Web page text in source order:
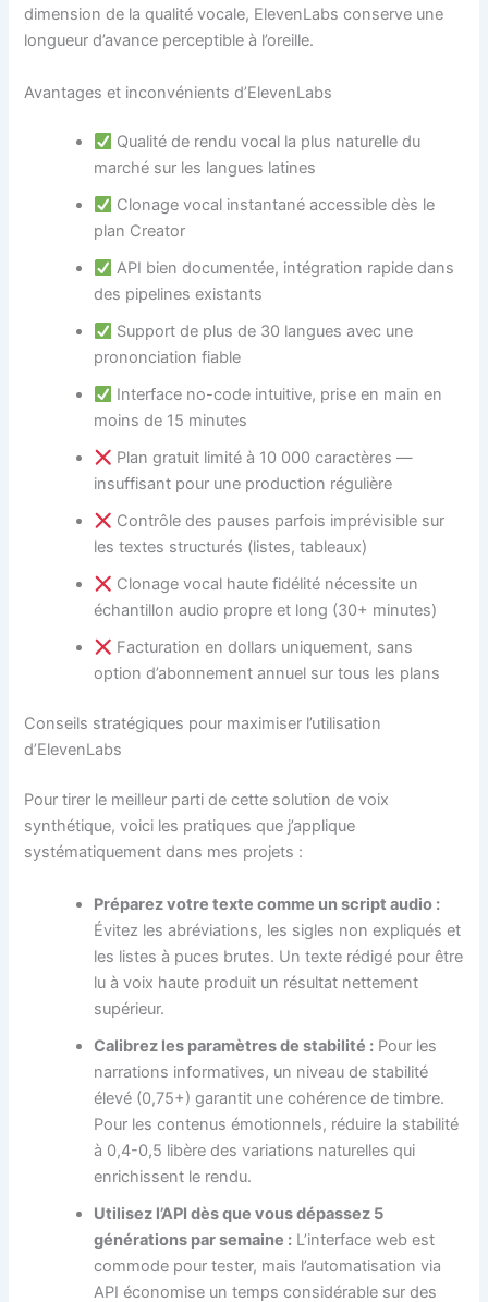
dimension de la qualité vocale, ElevenLabs conserve une
longueur d’avance perceptible à l’oreille.
Avantages et inconvénients d’ElevenLabs
Qualité de rendu vocal la plus naturelle du
marché sur les langues latines
Clonage vocal instantané accessible dès le
plan Creator
API bien documentée, intégration rapide dans
des pipelines existants
Support de plus de 30 langues avec une
prononciation fiable
Interface no-code intuitive, prise en main en
moins de 15 minutes
Plan gratuit limité à 10 000 caractères —
insuffisant pour une production régulière
Contrôle des pauses parfois imprévisible sur
les textes structurés (listes, tableaux)
Clonage vocal haute fidélité nécessite un
échantillon audio propre et long (30+ minutes)
Facturation en dollars uniquement, sans
option d’abonnement annuel sur tous les plans
Conseils stratégiques pour maximiser l’utilisation
d’ElevenLabs
Pour tirer le meilleur parti de cette solution de voix
synthétique, voici les pratiques que j’applique
systématiquement dans mes projets :
Préparez votre texte comme un script audio :
Évitez les abréviations, les sigles non expliqués et
les listes à puces brutes. Un texte rédigé pour être
lu à voix haute produit un résultat nettement
supérieur.
Calibrez les paramètres de stabilité : Pour les
narrations informatives, un niveau de stabilité
élevé (0,75+) garantit une cohérence de timbre.
Pour les contenus émotionnels, réduire la stabilité
à 0,4-0,5 libère des variations naturelles qui
enrichissent le rendu.
Utilisez l’API dès que vous dépassez 5
générations par semaine : L’interface web est
commode pour tester, mais l’automatisation via
API économise un temps considérable sur des